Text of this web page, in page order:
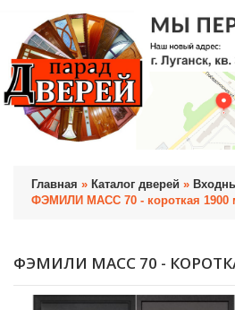
Главная » Каталог дверей »
ФЭМИЛИ МАСС 70 - короткая 1900
ФЭМИЛИ МАСС 70 -